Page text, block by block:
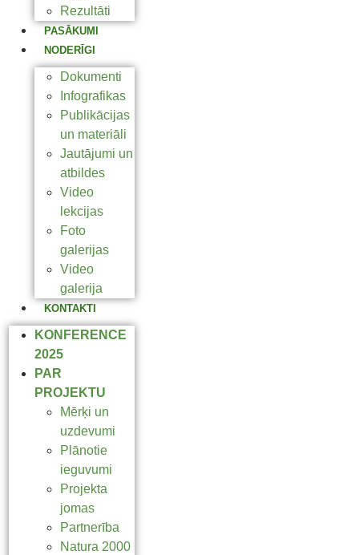
Rezultāti
PASĀKUMI
NODERĪGI
Dokumenti
Infografikas
Publikācijas
un materiāli
Jautājumi un
atbildes
Video
lekcijas
Foto
galerijas
Video
galerija
KONTAKTI
KONFERENCE
2025
PAR
PROJEKTU
Mērķi un
uzdevumi
Plānotie
ieguvumi
Projekta
jomas
Partnerība
Natura 2000